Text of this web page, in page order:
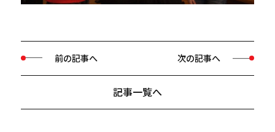
前の記事へ
記事一覧へ
次の記事へ